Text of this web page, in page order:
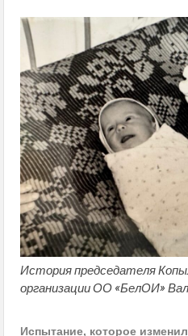
История председателя
организации ОО «БелОИ»
Испытание, которое